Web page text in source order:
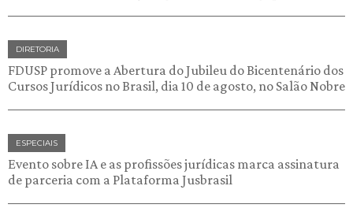
DIRETORIA
FDUSP promove a Abertura do Jubileu do Bicentenário dos
Cursos Jurídicos no Brasil, dia 10 de agosto, no Salão Nobre
ESPECIAIS
Evento sobre IA e as profissões jurídicas marca assinatura
de parceria com a Plataforma Jusbrasil